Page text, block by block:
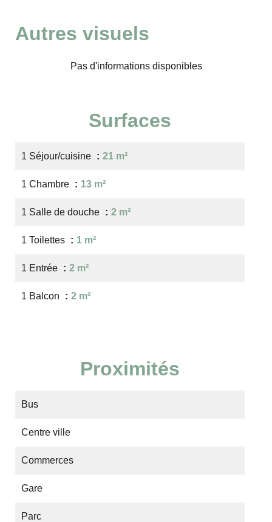
Autres visuels
Pas d'informations disponibles
Surfaces
1 Séjour/cuisine 21 m²
1 Chambre 13 m²
1 Salle de douche 2 m²
1 Toilettes 1 m²
1 Entrée 2 m²
1 Balcon 2 m²
Proximités
Bus
Centre ville
Commerces
Gare
Parc